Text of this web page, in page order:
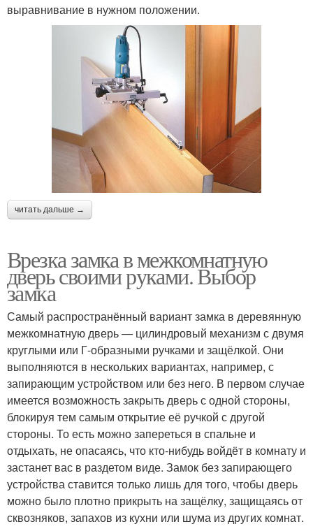
выравнивание в нужном положении.
читать дальше →
Врезка замка в межкомнатную
дверь своими руками. Выбор
замка
Самый распространённый вариант замка в деревянную
межкомнатную дверь — цилиндровый механизм с двумя
круглыми или Г-образными ручками и защёлкой. Они
выполняются в нескольких вариантах, например, с
запирающим устройством или без него. В первом случае
имеется возможность закрыть дверь с одной стороны,
блокируя тем самым открытие её ручкой с другой
стороны. То есть можно запереться в спальне и
отдыхать, не опасаясь, что кто-нибудь войдёт в комнату и
застанет вас в раздетом виде. Замок без запирающего
устройства ставится только лишь для того, чтобы дверь
можно было плотно прикрыть на защёлку, защищаясь от
сквозняков, запахов из кухни или шума из других комнат.